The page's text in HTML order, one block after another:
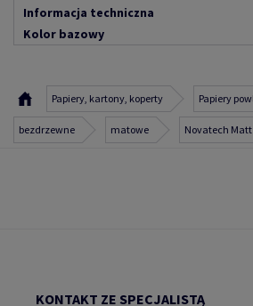
Informacja techniczna
Kolor bazowy
Papiery, kartony, koperty Papiery
bezdrzewne matowe Novatech Matt
KONTAKT ZE SPECJALISTĄ